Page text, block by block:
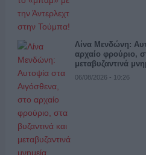
Λίνα Μενδώνη:
αρχαίο φρούριο,
μεταβυζαντινά
06/08/2026 - 10:26